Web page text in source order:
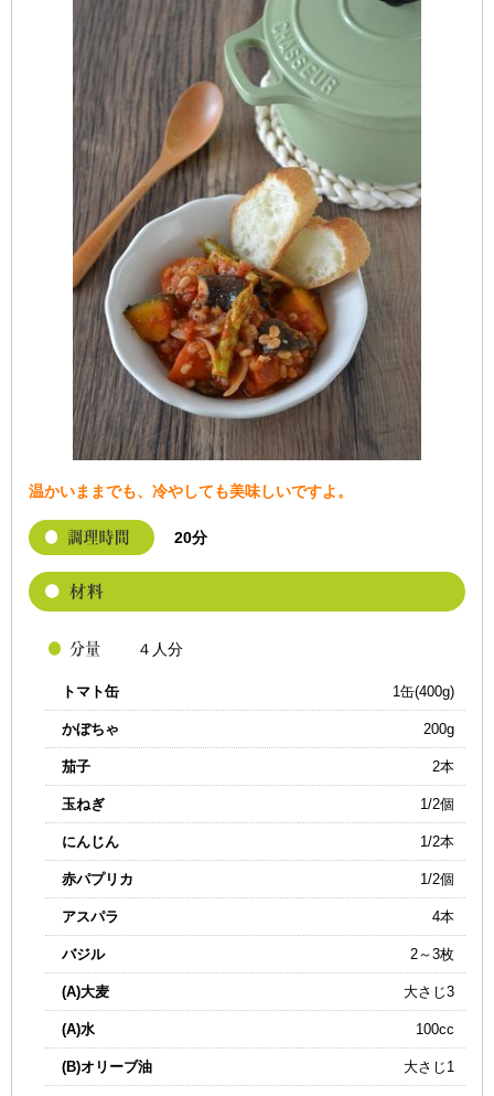
温かいままでも、冷やしても美味しいですよ。
20分
４人分
トマト缶 1缶(400g)
かぼちゃ 200g
茄子 2本
玉ねぎ 1/2個
にんじん 1/2本
赤パプリカ 1/2個
アスパラ 4本
バジル 2～3枚
(A)大麦 大さじ3
(A)水 100cc
(B)オリーブ油 大さじ1